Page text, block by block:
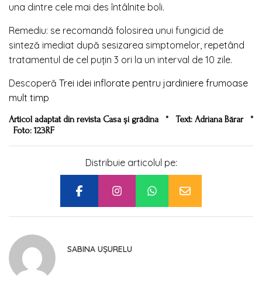
una dintre cele mai des întâlnite boli.
Remediu: se recomandă folosirea unui fungicid de
sinteză imediat după sesizarea simptomelor, repetând
tratamentul de cel puţin 3 ori la un interval de 10 zile.
Descoperă Trei idei inflorate pentru jardiniere frumoase
mult timp
Articol adaptat din revista Casa și grădina * Text: Adriana Bărar
*
Foto: 123RF
Distribuie articolul pe:
SABINA UȘURELU